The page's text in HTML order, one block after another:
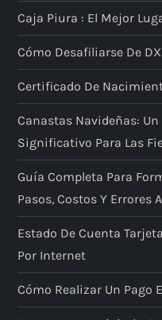
Caja Piura : El Mejor
Cómo Desafiliarse De
Certificado De
Canastas Navideñas:
Significativo Para Las
Guía Completa Para
Pasos, Costos Y Errores
Estado De Cuenta
Por Internet
Cómo Realizar Un Pago